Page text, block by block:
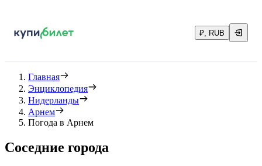
₽, RUB
Главная
Энциклопедия
Нидерланды
Арнем
Погода в Арнем
Соседние города